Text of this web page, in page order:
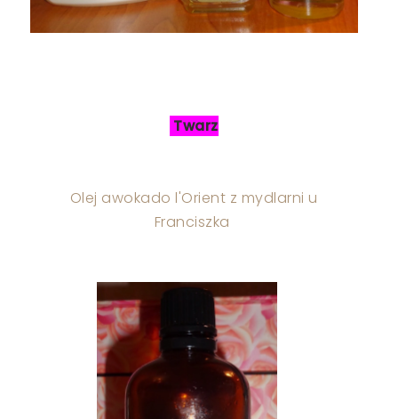
Twarz
Olej awokado l'Orient z mydlarni u
Franciszka